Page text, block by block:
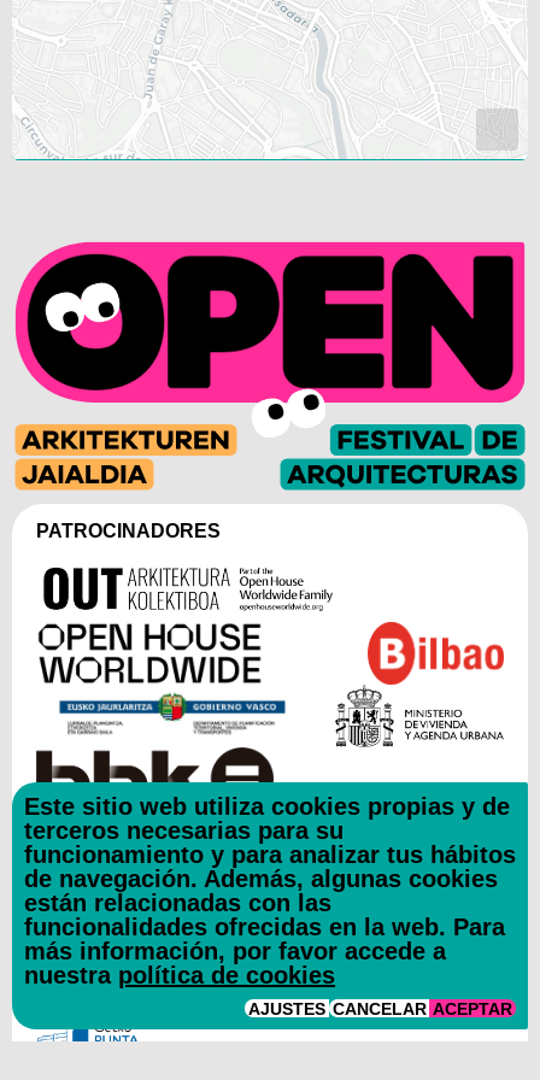
PATROCINADORES
COLABORADORES
Este sitio web utiliza cookies propias y de
terceros necesarias para su
funcionamiento y para analizar tus hábitos
de navegación. Además, algunas cookies
están relacionadas con las
funcionalidades ofrecidas en la web. Para
más información, por favor accede a
nuestra política de cookies
AJUSTES CANCELAR ACEPTAR